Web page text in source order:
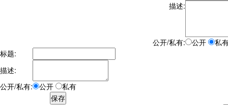
描述:
公开/私有: 公开
私
标题:
描述:
公开/私有:
公开 私有